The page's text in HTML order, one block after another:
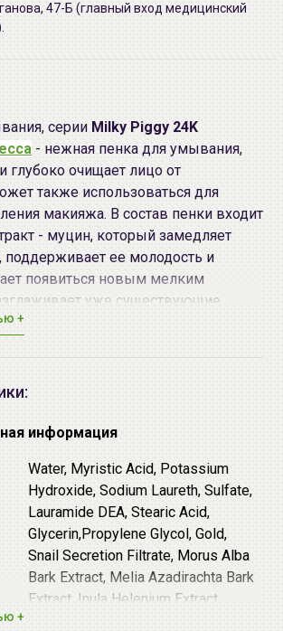
47-Б (главный вход медицинский
серии Milky Piggy 24K
- нежная пенка для умывания,
глубоко очищает лицо от
также использоваться для
макияжа. В состав пенки входит
- муцин, который замедляет
поддерживает ее молодость и
появиться новым мелким
уже существующие.
убирает следы от акне и
веществам глубже
Одновременно золото выводит
присутствуют микроэлементы
для защиты кожи от различных
экстракты девясила,
и подорожника - оказывают на
эффект и глубокое
особенно важно для обладательниц
+
информация
Water, Myristic Acid, Potassium
Hydroxide, Sodium Laureth, Sulfate,
Lauramide DEA, Stearic Acid,
Glycerin,Propylene Glycol, Gold,
Snail Secretion Filtrate, Morus Alba
Bark Extract, Melia Azadirachta Bark
Extract, Inula Helenium Extract,
+